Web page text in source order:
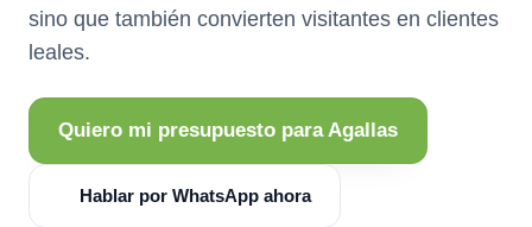
sino que también convierten visitantes en clientes
leales.
Quiero mi presupuesto para Agallas
Hablar por WhatsApp ahora